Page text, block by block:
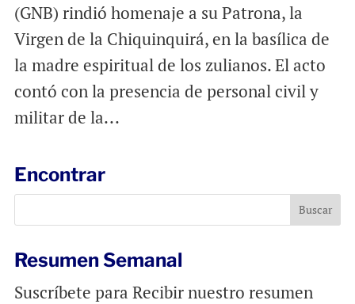
(GNB) rindió homenaje a su Patrona, la
Virgen de la Chiquinquirá, en la basílica de
la madre espiritual de los zulianos. El acto
contó con la presencia de personal civil y
militar de la...
Encontrar
Resumen Semanal
Suscríbete para Recibir nuestro resumen